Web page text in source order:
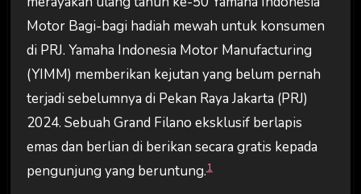
Motor Bagi-bagi hadiah mewah untuk konsumen
di PRJ. Yamaha Indonesia Motor Manufacturing
(YIMM) memberikan kejutan yang belum pernah
terjadi sebelumnya di Pekan Raya Jakarta (PRJ)
2024. Sebuah Grand Filano eksklusif berlapis
emas dan berlian di berikan secara gratis kepada
pengunjung yang beruntung.1